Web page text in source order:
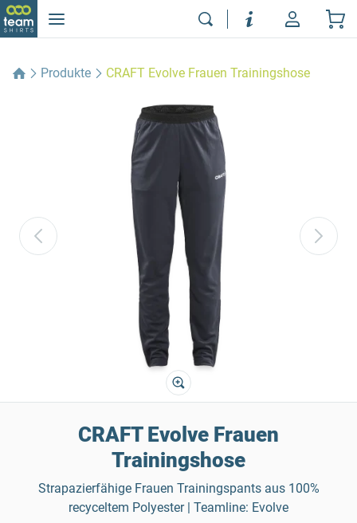
Produkte CRAFT Evolve Frauen Trainingshose
CRAFT Evolve Frauen
Trainingshose
Strapazierfähige Frauen Trainingspants aus 100%
recyceltem Polyester | Teamline: Evolve